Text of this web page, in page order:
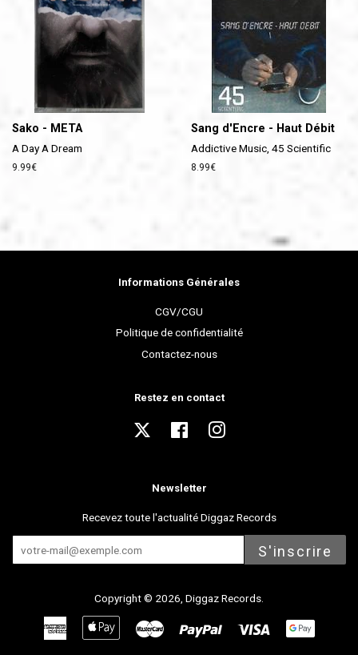
Sako - META
A Day A Dream
Prix
9.99€
Sang d'Encre - Haut Débit
Addictive Music, 45 Scientific
Prix
8.99€
Informations Générales
CGV/CGU
Politique de confidentialité
Contactez-nous
Restez en contact
Twitter FacebookInstagram
Newsletter
Recevez toute l'actualité Diggaz Records
S'inscrire
Copyright © 2026, Diggaz Records
American
Express
Apple
Pay
Master Paypal Visa